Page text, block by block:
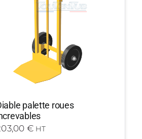
palette roues
€ HT